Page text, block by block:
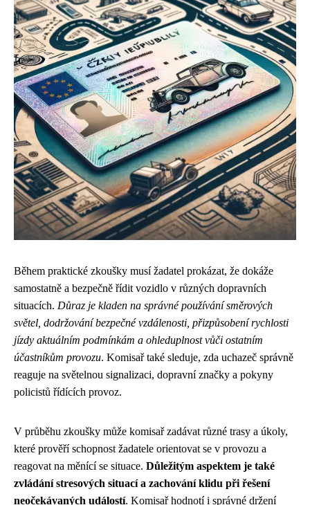
Během praktické zkoušky musí žadatel prokázat, že dokáže
samostatně a bezpečně řídit vozidlo v různých dopravních
situacích. Důraz je kladen na správné používání směrových
světel, dodržování bezpečné vzdálenosti, přizpůsobení rychlosti
jízdy aktuálním podmínkám a ohleduplnost vůči ostatním
účastníkům provozu. Komisař také sleduje, zda uchazeč správně
reaguje na světelnou signalizaci, dopravní značky a pokyny
policistů řídících provoz.
V průběhu zkoušky může komisař zadávat různé trasy a úkoly,
které prověří schopnost žadatele orientovat se v provozu a
reagovat na měnící se situace. Důležitým aspektem je také
zvládání stresových situací a zachování klidu při řešení
neočekávaných událostí. Komisař hodnotí i správné držení